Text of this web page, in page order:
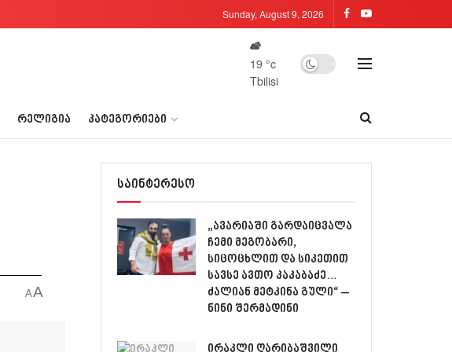
Sunday, August 9, 2026
19 °c
Tbilisi
ᲠᲔᲚᲘᲒᲘᲐ ᲙᲐᲢᲔᲒᲝᲠᲘᲔᲑᲘ
AA
საინტერესო
„ავარიაში გარდაიცვალა
ჩემი მეგობარი,
სიცოცხლით და სიკეთით
სავსე ავთო კაკაბაძე…
ძალიან მეტკინა გული“ –
ნინი შერმადინი